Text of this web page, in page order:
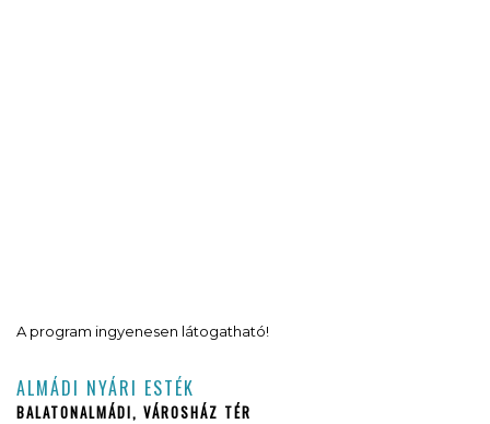
A program ingyenesen látogatható!
ALMÁDI NYÁRI ESTÉK
BALATONALMÁDI, VÁROSHÁZ TÉR